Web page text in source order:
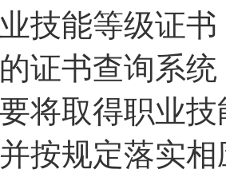
技能等级证
证书查询系
将取得职业
按规定落实